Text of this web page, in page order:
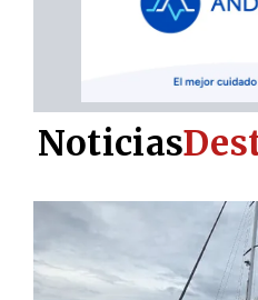
Noticias